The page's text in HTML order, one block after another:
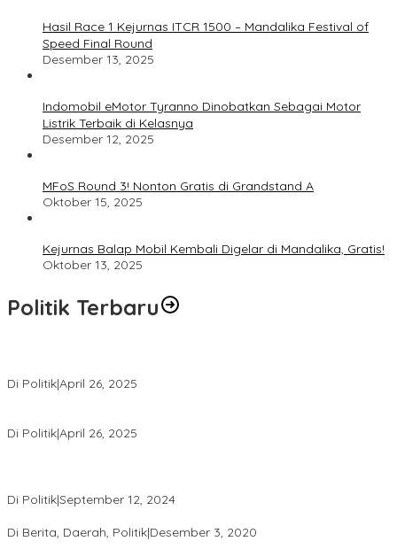
Hasil Race 1 Kejurnas ITCR 1500 – Mandalika Festival of
Speed Final Round
Desember 13, 2025
Indomobil eMotor Tyranno Dinobatkan Sebagai Motor
Listrik Terbaik di Kelasnya
Desember 12, 2025
MFoS Round 3! Nonton Gratis di Grandstand A
Oktober 15, 2025
Kejurnas Balap Mobil Kembali Digelar di Mandalika, Gratis!
Oktober 13, 2025
Politik Terbaru
Di Politik|April 26, 2025
Di Politik|April 26, 2025
Di Politik|September 12, 2024
Di Berita, Daerah, Politik|Desember 3, 2020